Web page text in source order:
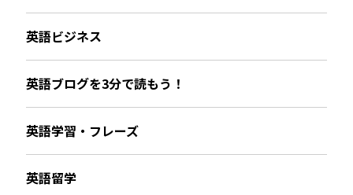
英語ビジネス
英語ブログを3分で読もう！
英語学習・フレーズ
英語留学